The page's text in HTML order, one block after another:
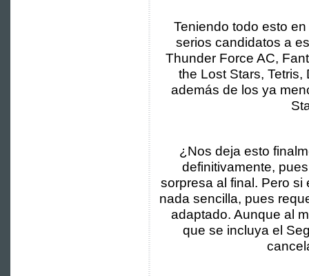
Teniendo todo esto
serios candidatos a
Thunder Force AC,
the Lost Stars,
además de los ya
¿Nos deja esto
definitivamente,
sorpresa al final. Pero
nada sencilla, pues
adaptado. Aunque al
que se incluya el